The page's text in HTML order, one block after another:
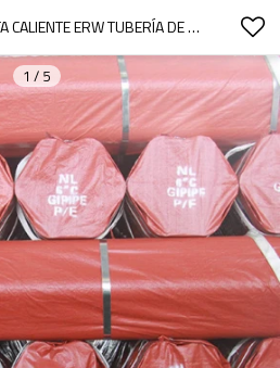
YOUFA MARCA VENTA CALIENTE ERW TUBERÍA DE ACERO AL CARBONO CON PAQUETE DE PVC
1 / 5